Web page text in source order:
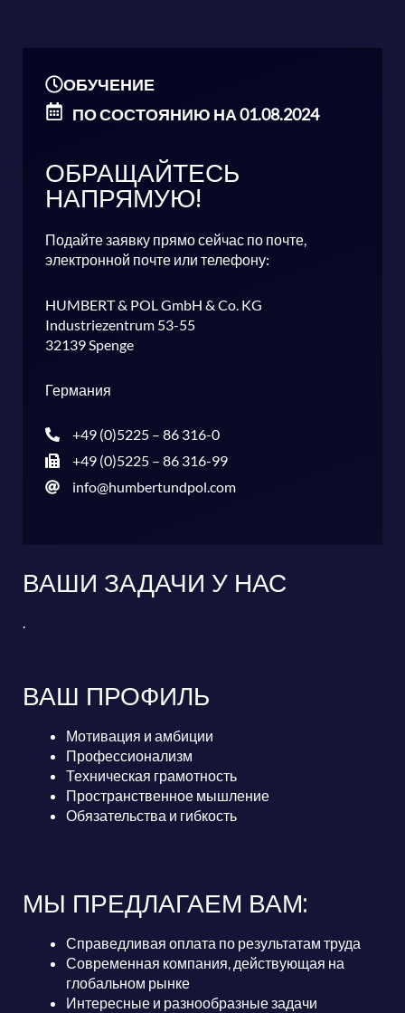
ВАШИ ЗАДАЧИ У НАС
.
ВАШ ПРОФИЛЬ
Мотивация и амбиции
Профессионализм
Техническая грамотность
Пространственное мышление
Обязательства и гибкость
МЫ ПРЕДЛАГАЕМ ВАМ:
Справедливая оплата по результатам труда
Современная компания, действующая на
глобальном рынке
Интересные и разнообразные задачи
ОБУЧЕНИЕ
ПО СОСТОЯНИЮ НА 01.08.2024
ОБРАЩАЙТЕСЬ
НАПРЯМУЮ!
Подайте заявку прямо сейчас по почте,
электронной почте или телефону:
HUMBERT & POL GmbH & Co. KG
Industriezentrum 53-55
32139 Spenge
Германия
+49 (0)5225 – 86 316-0
+49 (0)5225 – 86 316-99
info@humbertundpol.com